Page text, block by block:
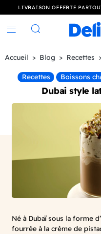
LIVRAISON OFFERTE
Rechercher
Accueil Blog Recettes
Recettes Boissons
Dubai style
Né à Dubaï sous la forme
fourrée à la crème de